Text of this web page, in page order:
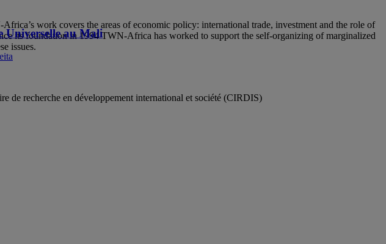
work covers the areas of economic policy: international trade, investment and the role of
its foundation in 1994 TWN-Africa has worked to support the self-organizing of marginalized
issues.
Universelle au Mali
de recherche en développement international et société (CIRDIS)